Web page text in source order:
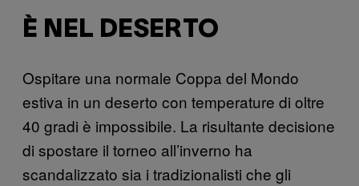
È NEL DESERTO
Ospitare una normale Coppa del Mondo
estiva in un deserto con temperature di oltre
40 gradi è impossibile. La risultante decisione
di spostare il torneo all’inverno ha
scandalizzato sia i tradizionalisti che gli